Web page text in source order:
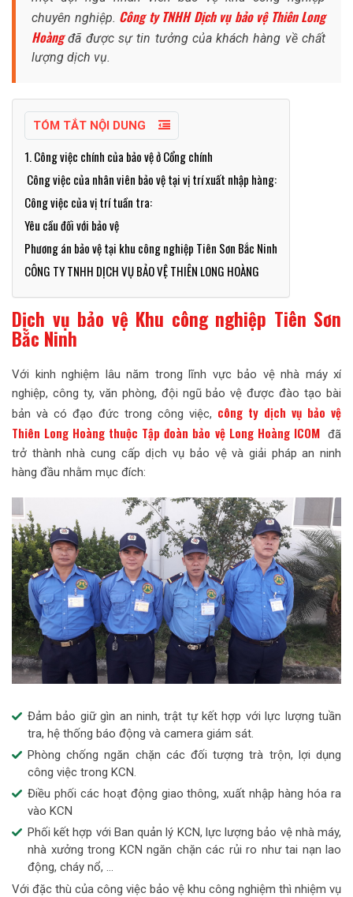
chuyên nghiệp. Công ty TNHH Dịch vụ bảo vệ Thiên Long
Hoàngđã được sự tin tưởng của khách hàng về chất
lượng dịch vụ.
TÓM TẮT NỘI DUNG
1. Công việc chính của bảo vệ ở Cổng chính
Công việc của nhân viên bảo vệ tại vị trí xuất nhập hàng:
Công việc của vị trí tuần tra:
Yêu cầu đối với bảo vệ
Phương án bảo vệ tại khu công nghiệp Tiên Sơn Bắc Ninh
CÔNG TY TNHH DỊCH VỤ BẢO VỆ THIÊN LONG HOÀNG
Dịch vụ bảo vệ Khu công nghiệp Tiên Sơn
Bắc Ninh
Với kinh nghiệm lâu năm trong lĩnh vực bảo vệ nhà máy xí
nghiệp, công ty, văn phòng, đội ngũ bảo vệ được đào tạo bài
bản và có đạo đức trong công việc, công ty dịch vụ bảo vệ
Thiên Long Hoàng thuộc Tập đoàn bảo vệ Long Hoàng ICOM đã
trở thành nhà cung cấp dịch vụ bảo vệ và giải pháp an ninh
hàng đầu nhằm mục đích:
Đảm bảo giữ gìn an ninh, trật tự kết hợp với lực lượng tuần
tra, hệ thống báo động và camera giám sát.
Phòng chống ngăn chặn các đối tượng trà trộn, lợi dụng
công việc trong KCN.
Điều phối các hoạt động giao thông, xuất nhập hàng hóa ra
vào KCN
Phối kết hợp với Ban quản lý KCN, lực lượng bảo vệ nhà máy,
nhà xưởng trong KCN ngăn chặn các rủi ro như tai nạn lao
động, cháy nổ, …
Với đặc thù của công việc bảo vệ khu công nghiệm thì nhiệm vụ